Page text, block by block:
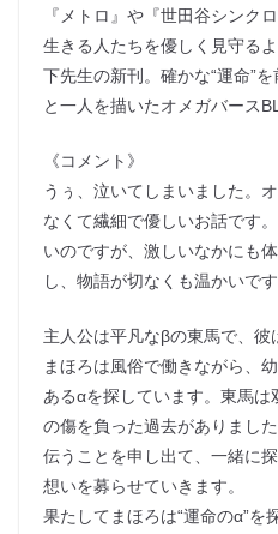
『メトロ』や『世田谷シンク
生きる人たちを優しく見守る
下先生の新刊。確かな“運命”
と一人を描いたオメガバースBL
《コメント》
うぅ、泣いてしまいました。
なくて繊細で優しいお話です
いのですが、激しいなかにも
し、物語が切なくも温かいです
主人公は平凡なβの東馬で、彼
まほろは風俗で働きながら、
あるαを探しています。東馬
の傷を負った過去がありまし
伝うことを申し出て、一緒に
想いを募らせていきます。
果たしてまほろは“運命のα”を